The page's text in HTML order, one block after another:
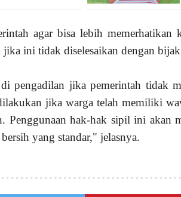
agar bisa lebih memerhatikan
ini tidak diselesaikan dengan
pengadilan jika pemerintah tidak
jika warga telah memiliki
Penggunaan hak-hak sipil ini akan
yang standar," jelasnya.